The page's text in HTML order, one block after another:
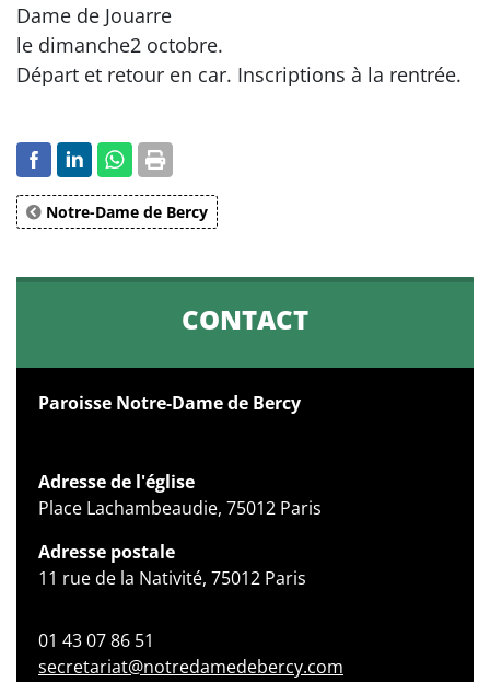
Dame de Jouarre
le dimanche2 octobre.
Départ et retour en car. Inscriptions à la rentrée.
Notre-Dame de Bercy
CONTACT
Paroisse Notre-Dame de Bercy
Adresse de l'église
Place Lachambeaudie, 75012 Paris
Adresse postale
11 rue de la Nativité, 75012 Paris
01 43 07 86 51
secretariat@notredamedebercy.com